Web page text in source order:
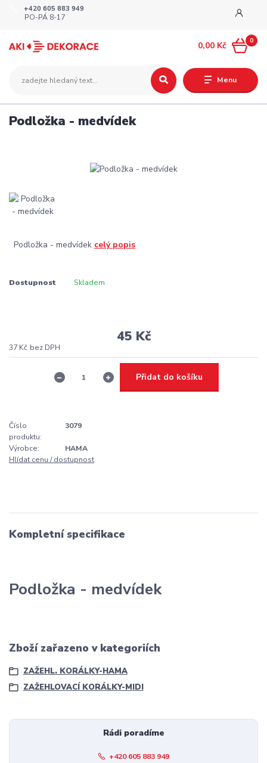
Menu
+420 605 883 949
PO-PÁ 8-17
0
0,00 Kč
Podložka - medvídek
Podložka - medvídek celý popis
Dostupnost Skladem
45 Kč
37 Kč bez DPH
Přidat do košíku
Číslo
produktu:
3079
Výrobce:
HAMA
Hlídat cenu / dostupnost
Kompletní specifikace
Podložka - medvídek
Zboží zařazeno v kategoriích
ZAŽEHL. KORÁLKY-HAMA
ZAŽEHLOVACÍ KORÁLKY-MIDI
Rádi poradíme
+420 605 883 949